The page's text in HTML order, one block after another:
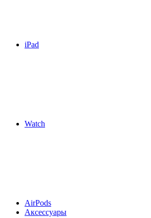
iPad
Watch
AirPods
Аксессуары